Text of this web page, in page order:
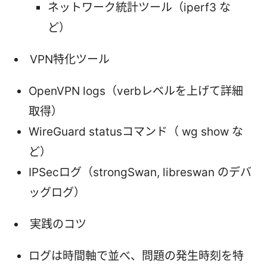
ネットワーク統計ツール（iperf3 な
ど）
VPN特化ツール
OpenVPN logs（verbレベルを上げて詳細
取得）
WireGuard statusコマンド（ wg show な
ど）
IPSecログ（strongSwan, libreswan のデバ
ッグログ）
実践のコツ
ログは時間軸で並べ、問題の発生時刻を特